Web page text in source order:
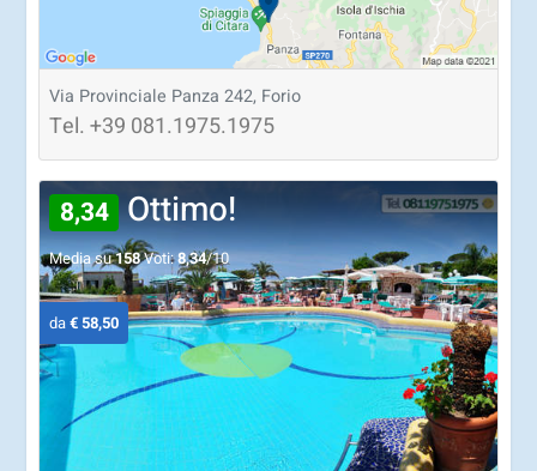
Via Provinciale Panza 242, Forio
Tel.+39 081.1975.1975
8,34 Ottimo!
Media su158Voti:8,34/10
da€ 58,50